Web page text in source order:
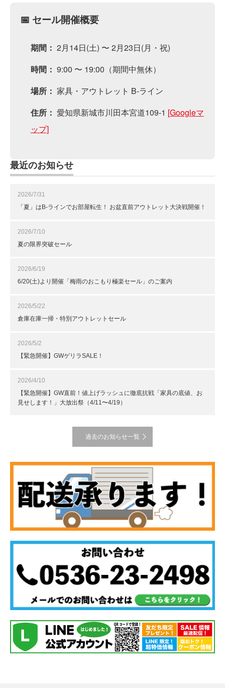
📅 セール開催概要
期間： 2月14日(土) 〜 2月23日(月・祝)
時間： 9:00 〜 19:00（期間中無休）
場所： 家具・アウトレット B-ライン
住所： 愛知県新城市川田本宮道109-1 [Googleマ
ップ]
最近のお知らせ
2026/7/31
「夏」はB-ラインでお部屋転生！ お盆直前アウトレット大決戦開催！
2026/7/10
夏の限界突破セール
2026/6/19
6/20(土)より開催「梅雨のおこもり極楽セール」のご案内
2026/5/22
倉庫在庫一掃・特別アウトレットセール
2026/5/2
【緊急開催】GWゲリラSALE！
2026/4/10
【緊急開催】GW直前！値上げラッシュに徹底抗戦「家具の底値、お
見せします！」大放出祭（4/11〜4/19）
過去のお知らせ一覧